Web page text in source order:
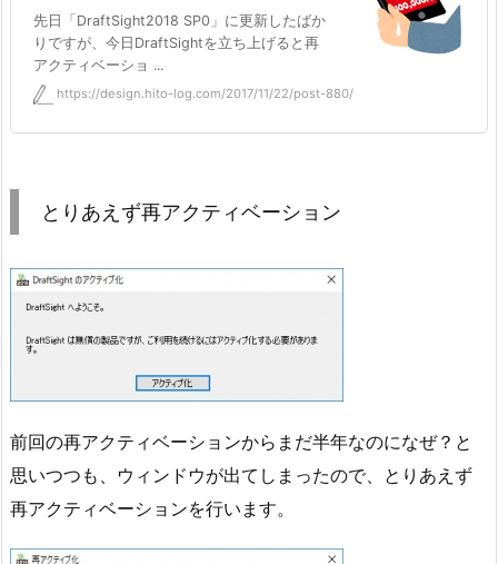
先日「DraftSight2018 SP0」に更新したばか
りですが、今日DraftSightを立ち上げると再
アクティベーショ ...
https://design.hito-log.com/2017/11/22/post-880/
とりあえず再アクティベーション
前回の再アクティベーションからまだ半年なのになぜ？と
思いつつも、ウィンドウが出てしまったので、とりあえず
再アクティベーションを行います。